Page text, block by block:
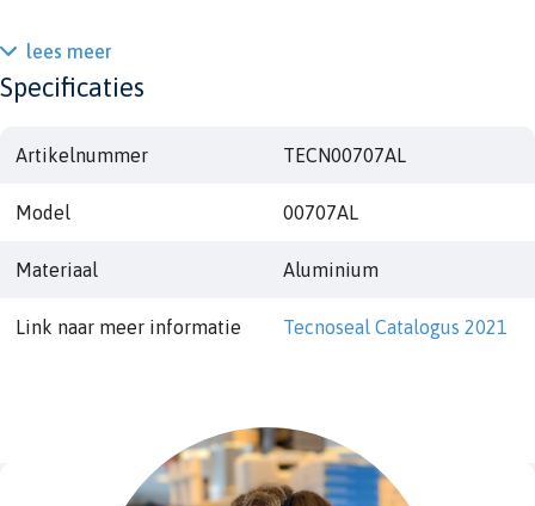
lees meer
Specificaties
Artikelnummer TECN00707AL
Model 00707AL
Materiaal Aluminium
Link naar meer informatie Tecnoseal Catalogus 2021